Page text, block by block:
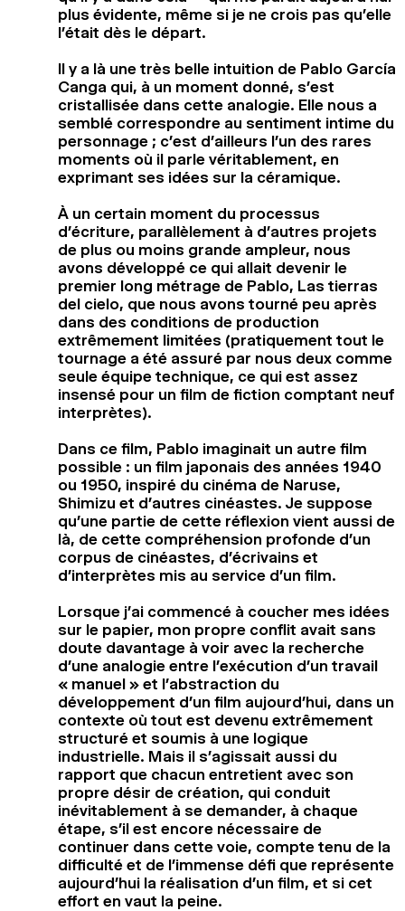
plus évidente, même si je ne crois pas qu’elle
l’était dès le départ.
Il y a là une très belle intuition de Pablo García
Canga qui, à un moment donné, s’est
cristallisée dans cette analogie. Elle nous a
semblé correspondre au sentiment intime du
personnage ; c’est d’ailleurs l’un des rares
moments où il parle véritablement, en
exprimant ses idées sur la céramique.
À un certain moment du processus
d’écriture, parallèlement à d’autres projets
de plus ou moins grande ampleur, nous
avons développé ce qui allait devenir le
premier long métrage de Pablo, Las tierras
del cielo, que nous avons tourné peu après
dans des conditions de production
extrêmement limitées (pratiquement tout le
tournage a été assuré par nous deux comme
seule équipe technique, ce qui est assez
insensé pour un film de fiction comptant neuf
interprètes).
Dans ce film, Pablo imaginait un autre film
possible : un film japonais des années 1940
ou 1950, inspiré du cinéma de Naruse,
Shimizu et d’autres cinéastes. Je suppose
qu’une partie de cette réflexion vient aussi de
là, de cette compréhension profonde d’un
corpus de cinéastes, d’écrivains et
d’interprètes mis au service d’un film.
Lorsque j’ai commencé à coucher mes idées
sur le papier, mon propre conflit avait sans
doute davantage à voir avec la recherche
d’une analogie entre l’exécution d’un travail
« manuel » et l’abstraction du
développement d’un film aujourd’hui, dans un
contexte où tout est devenu extrêmement
structuré et soumis à une logique
industrielle. Mais il s’agissait aussi du
rapport que chacun entretient avec son
propre désir de création, qui conduit
inévitablement à se demander, à chaque
étape, s’il est encore nécessaire de
continuer dans cette voie, compte tenu de la
difficulté et de l’immense défi que représente
aujourd’hui la réalisation d’un film, et si cet
effort en vaut la peine.